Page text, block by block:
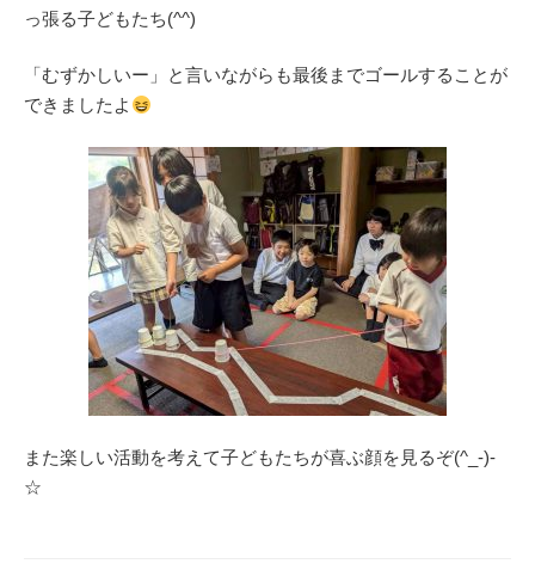
っ張る子どもたち(^^)
「むずかしいー」と言いながらも最後までゴールすることが
できましたよ
また楽しい活動を考えて子どもたちが喜ぶ顔を見るぞ(^_-)-
☆